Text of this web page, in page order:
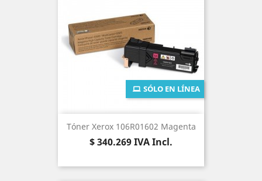
Tóner Xerox 106R01602 Magenta
Precio
$ 340.269IVA Incl.
SÓLO EN LÍNEA